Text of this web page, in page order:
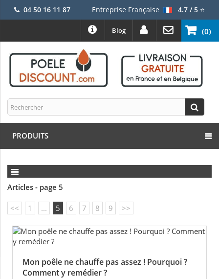
04 50 16 11 87 Entreprise Française 4.7 / 5⭐
(0)
Blog
PRODUITS
Articles - page 5
<< 1 ... 5 6 7 8 9 >>
Mon poêle ne chauffe pas assez ! Pourquoi ?
Comment y remédier ?